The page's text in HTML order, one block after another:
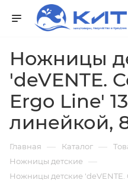
Ножницы
'deVENTE.
Ergo Line'
линейкой,
Главная — Каталог —
Ножницы детские —
Ножницы детские 'deVENTE.